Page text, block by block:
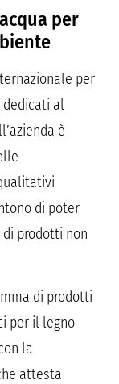
per
per
al
è
di poter
prodotti non
di prodotti
per il legno
la
attesta